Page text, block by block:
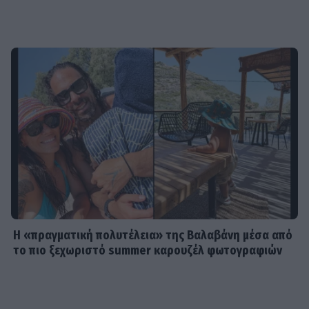
Συγκινεί η Ανθή Βούλγαρη: «Χωρίς
εσένα το φετινό καλοκαίρι θα ήταν
το δυσκολότερο της ζωής μου»
SHOWBIZ
Δίπλα στο απέραντο γαλάζιο η
Μαριαλένα Ρουμελιώτη γιορτάζει
τους δυο πρώτους μήνες με τον γιο
της
Η «πραγματική πολυτέλεια» της Βαλαβάνη μέσα από
το πιο ξεχωριστό summer καρουζέλ φωτογραφιών